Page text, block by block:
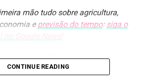
Brasil!
Rural.
mão tudo sobre agricultura,
e previsão do tempo: siga o
no Google News!
no atacado, com a combinação
CONTINUE READING